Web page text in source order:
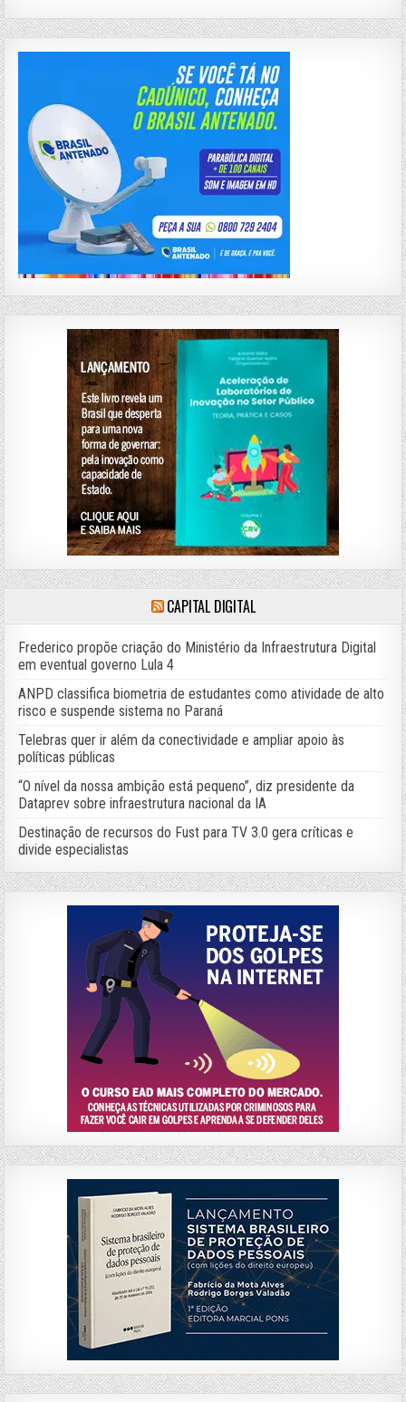
CAPITAL DIGITAL
Frederico propõe criação do Ministério da Infraestrutura Digital
em eventual governo Lula 4
ANPD classifica biometria de estudantes como atividade de alto
risco e suspende sistema no Paraná
Telebras quer ir além da conectividade e ampliar apoio às
políticas públicas
“O nível da nossa ambição está pequeno”, diz presidente da
Dataprev sobre infraestrutura nacional da IA
Destinação de recursos do Fust para TV 3.0 gera críticas e
divide especialistas